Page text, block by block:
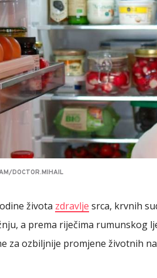
DOCTOR.MIHAIL
života zdravlje srca, krvnih
a prema riječima rumunskog
za ozbiljnije promjene životnih